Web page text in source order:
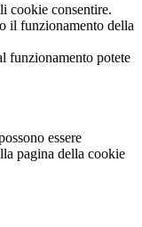
cookie consentire.
il funzionamento della
funzionamento potete
essere
pagina della cookie